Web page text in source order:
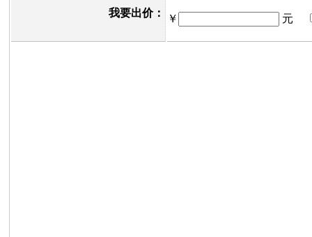
我要出价： ￥ 元